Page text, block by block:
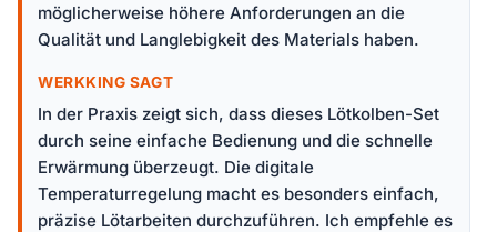
möglicherweise höhere Anforderungen an die
Qualität und Langlebigkeit des Materials haben.
WERKKING SAGT
In der Praxis zeigt sich, dass dieses Lötkolben-Set
durch seine einfache Bedienung und die schnelle
Erwärmung überzeugt. Die digitale
Temperaturregelung macht es besonders einfach,
präzise Lötarbeiten durchzuführen. Ich empfehle es